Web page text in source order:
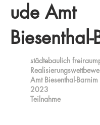
ude Amt
städtebaulich
Amt Biesenthal-Barnim
2023
Teilnahme